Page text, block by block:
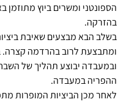
הספונטני ומשרים ביוץ מתוזמן
בהזרקה.
ומתבצעת לרוב בהרדמה קצרה.
ובמעבדה יבוצע תהליך של
ההפריה במעבדה.
לאחר מכן הביציות המופרות